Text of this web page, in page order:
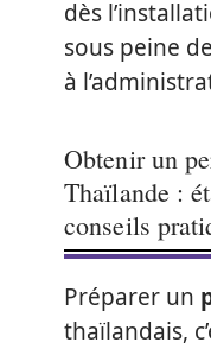
dès
sous peine
à
Obtenir un
Thaïlande :
conseils
Préparer un
thaïlandais,